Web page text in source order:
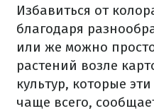
Избавиться от
благодаря
или же можно
растений возле
культур, которые
чаще всего,